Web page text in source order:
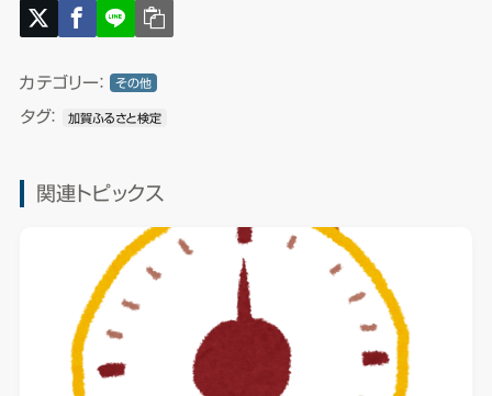
カテゴリー： その他
タグ： 加賀ふるさと検定
関連トピックス